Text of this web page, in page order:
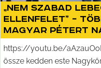
„Nem szabad
ellenfelet” –
Magyar Pétert
https://youtu.be/
össze kedden este